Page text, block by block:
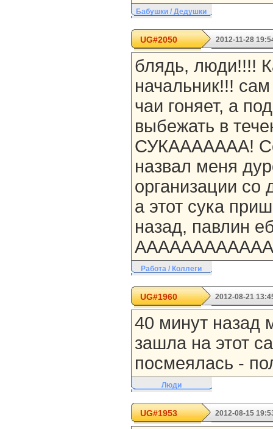
Бабушки / Дедушки
UG#2050 2012-11-28
блядь, люди!!!!
начальник!!!
чаи гоняет, а
выбежать в
СУКААААААА!
назвал меня
организации со
а этот сука
назад, павлин
Работа / Коллеги
UG#1960 2012-08-21
40 минут назад
зашла на этот
посмеялась -
Люди
UG#1953 2012-08-15